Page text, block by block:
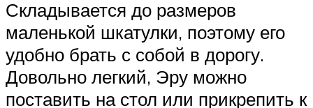
Складывается до размеров
маленькой шкатулки, поэтому его
удобно брать с собой в дорогу.
Довольно легкий, Эру можно
поставить на стол или прикрепить к